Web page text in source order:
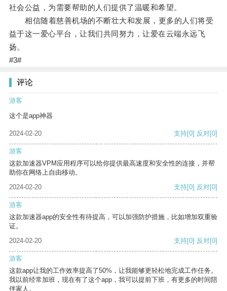
社会公益，为需要帮助的人们提供了温暖和希望。
相信随着慈善机场的不断壮大和发展，更多的人们将受
益于这一爱心平台，让我们共同努力，让爱在云端永远飞
扬。
#3#
评论
游客
这个是app神器
2024-02-20 支持[0] 反对[0]
游客
这款加速器VPM应用程序可以给你提供最高速度和安全性的连接，并帮
助你在网络上自由移动。
2024-02-20
支持[0] 反对[0]
游客
这款加速器app的安全性有待提高，可以加强防护措施，比如增加双重验
证。
2024-02-20
支持[0] 反对[0]
游客
这款app让我的工作效率提高了50%，让我能够更轻松地完成工作任务。
我以前经常加班，现在有了这个app，我可以提前下班，有更多的时间陪
伴家人。